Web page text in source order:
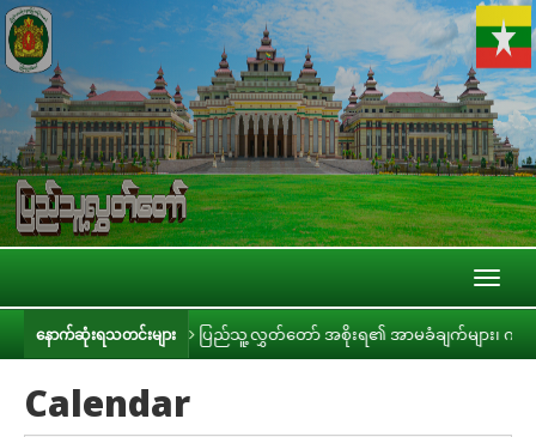
နောက်ဆုံးရသတင်းများ
ျားနှင့် တွေ့ဆုံ ပြည်သူ့လွှတ်တော် အစိုးရ၏ အာမခံချက်များ၊ ကတိများ
Calendar